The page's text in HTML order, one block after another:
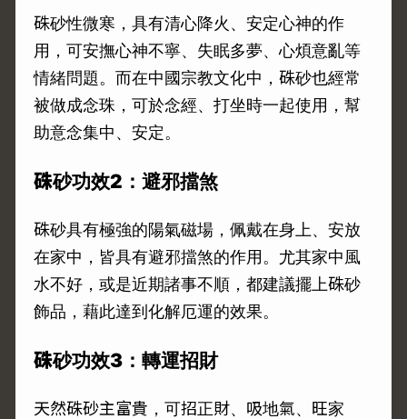
硃砂性微寒，具有清心降火、安定心神的作
用，可安撫心神不寧、失眠多夢、心煩意亂等
情緒問題。而在中國宗教文化中，硃砂也經常
被做成念珠，可於念經、打坐時一起使用，幫
助意念集中、安定。
硃砂功效2：避邪擋煞
硃砂具有極強的陽氣磁場，佩戴在身上、安放
在家中，皆具有避邪擋煞的作用。尤其家中風
水不好，或是近期諸事不順，都建議擺上硃砂
飾品，藉此達到化解厄運的效果。
硃砂功效3：轉運招財
天然硃砂主富貴，可招正財、吸地氣、旺家